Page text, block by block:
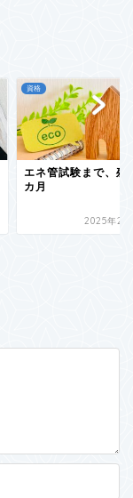
資格
ビルメンの私が次に
す資格は・・・
2023年9